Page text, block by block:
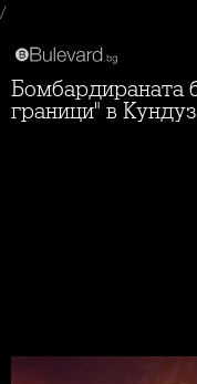
/
Бомбардираната болница на "Лекари без
граници" в Кундуз